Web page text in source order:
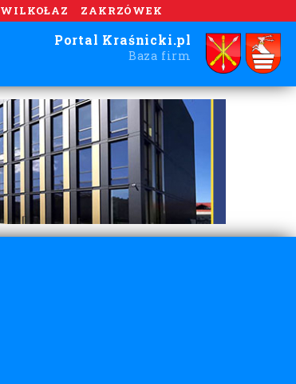
WILKOŁAZ ZAKRZÓWEK
Portal Kraśnicki.pl
Baza firm